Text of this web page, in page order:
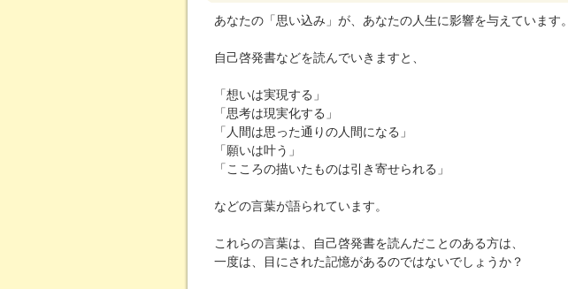
あなたの「思い込み」が、あなたの人生に影響を与えています。
自己啓発書などを読んでいきますと、
「想いは実現する」
「思考は現実化する」
「人間は思った通りの人間になる」
「願いは叶う」
「こころの描いたものは引き寄せられる」
などの言葉が語られています。
これらの言葉は、自己啓発書を読んだことのある方は、
一度は、目にされた記憶があるのではないでしょうか？